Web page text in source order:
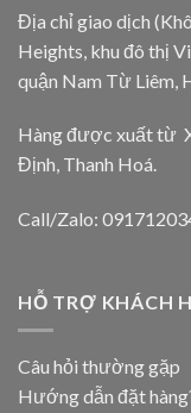
Địa chỉ giao dịch
Heights, khu đô thị
quận Nam Từ Liêm,
Hàng được xuất từ
Định, Thanh Hoá.
Call/Zalo:
HỖ TRỢ KHÁCH
Câu hỏi thường gặp
Hướng dẫn đặt